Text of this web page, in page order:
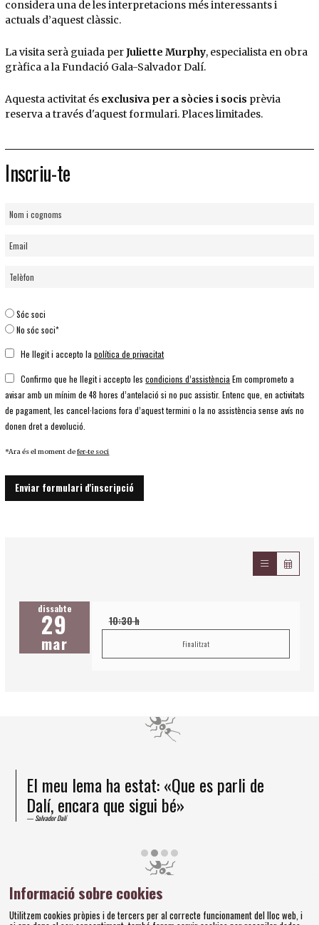
considera una de les interpretacions més interessants i
actuals d’aquest clàssic.
La visita serà guiada perJuliette Murphy, especialista en obra
gràfica a la Fundació Gala-Salvador Dalí.
Aquesta activitat és exclusiva per a sòcies i socis prèvia
reserva a través d'aquest formulari. Places limitades.
Inscriu-te
Sóc soci
No sóc soci*
He llegit i accepto lapolítica de privacitat
Confirmo que he llegit i accepto lescondicions d’assistència Em comprometo a
avisar amb un mínim de 48 hores d’antelació si no puc assistir. Entenc que, en activitats
de pagament, les cancel·lacions fora d’aquest termini o la no assistència sense avís no
donen dret a devolució.
*Ara és el moment defer-te soci
Enviar formulari d'inscripció
dissabte
29
mar
10:30 h
Finalitzat
El meu lema ha estat: «Que es parli de
Dalí, encara que sigui bé»
Salvador Dalí
Figueres
Informació sobre cookies
Utilitzem cookies pròpies i de tercers per al correcte funcionament del lloc web, i